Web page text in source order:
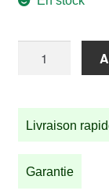
pour
axe
roue
avant
Livraison
Garantie